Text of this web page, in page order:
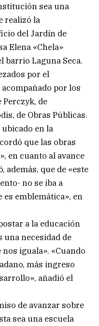
sea una
realizó la
del Jardín de
Elena «Chela»
barrio Laguna Seca.
por el
por los
de
de Obras Públicas.
en la
que las obras
en cuanto al avance
además, que de «este
no se iba a
emblemática», en
a la educación
necesidad de
iguala». «Cuando
más ingreso
añadió el
de avanzar sobre
sea una escuela